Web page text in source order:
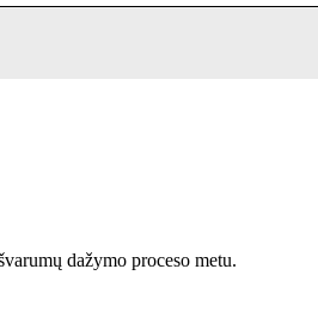
dažymo proceso metu.